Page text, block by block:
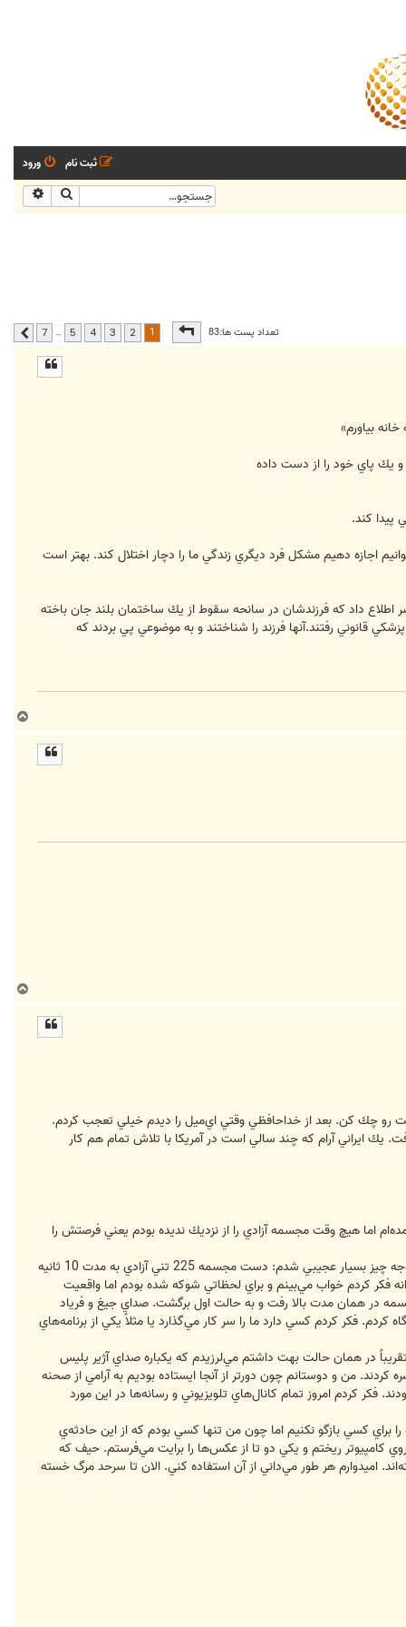
ورود
ثبت نام
جستجو
تعداد پست ها:83صفحه از7
1
2
3
4
5
…
7 بعدی
بياورم»
يك پاي خود را از دست داده
پيدا كند.
اجازه دهيم مشكل فرد ديگري زندگي ما را دچار اختلال كند. بهتر است
اطلاع داد كه فرزندشان در سانحه سقوط از يك ساختمان بلند جان باخته
رفتند.آنها فرزند را شناختند و به موضوعي پي بردند كه
ا
ا
رو چك كن. بعد از خداحافظي وقتي اي‌ميل را ديدم خيلي تعجب كردم.
ايراني آرام كه چند سالي است در آمريكا با تلاش تمام هم كار
اما هيچ وقت مجسمه آزادي را از نزديك نديده بودم يعني فرصتش را
در حال گرفتن عكس بودم و توريست‌ها نيز در پاي مجسمه سرگرم عكاسي از مجسمه و اطراف آن بودند كه از پشت دوربين متوجه چيز بسيار عجيبي شدم: دست مجسمه 225 تني آزادي به مدت 10 ثانيه
فكر كردم خواب مي‌بينم و براي لحظاتي شوكه شده بودم اما واقعيت
در همان مدت بالا رفت و به حالت اول برگشت. صداي جيغ و فرياد
فكر كردم كسي دارد ما را سر كار مي‌گذارد يا مثلاً يكي از برنامه‌هاي
در همان حالت بهت داشتم مي‌لرزيدم كه يكباره صداي آژير پليس
من و دوستانم چون دورتر از آنجا ايستاده بوديم به آرامي از صحنه
فكر كردم امروز تمام كانال‌هاي تلويزيوني و رسانه‌ها در اين مورد
كسي بازگو نكنيم اما چون من تنها كسي بودم كه از اين حادثه‌ي
كامپيوتر ريختم و يكي دو تا از عكس‌ها را برايت مي‌فرستم. حيف كه
اميدوارم هر طور مي‌داني از آن استفاده كني. الان تا سرحد مرگ خسته